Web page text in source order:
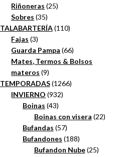
Riñoneras 2525
Sobres 3535
productos
TALABARTERÍA 110110
Fajas 33
productos
Guarda Pampa 6666
productos
Mates, Termos & Bolsos
materos 99
productos
TEMPORADAS 12661266
INVIERNO 932932
Boinas 4343
productos
Boinas con visera 2222
Bufandas 5757
productos
Bufandones 188188
productos
Bufandon Nube 2525